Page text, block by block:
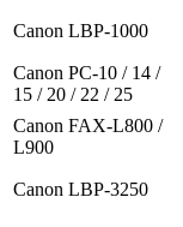
Canon LBP-1000
Canon PC-10 / 14 /
15 / 20 / 22 / 25
Canon FAX-L800 /
L900
Canon LBP-3250